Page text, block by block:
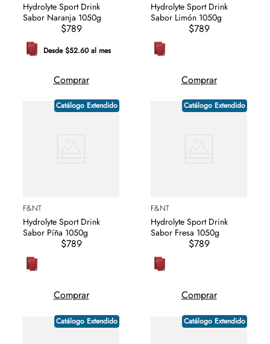
Hydrolyte Sport Drink
Sabor Naranja 1050g
$789
Desde $52.60 al mes
Comprar
Hydrolyte Sport Drink
Sabor Limón 1050g
$789
Comprar
Catálogo Extendido
F&NT
Hydrolyte Sport Drink
Sabor Píña 1050g
$789
Comprar
Catálogo Extendido
F&NT
Hydrolyte Sport Drink
Sabor Fresa 1050g
$789
Comprar
Catálogo Extendido Catálogo Extendido